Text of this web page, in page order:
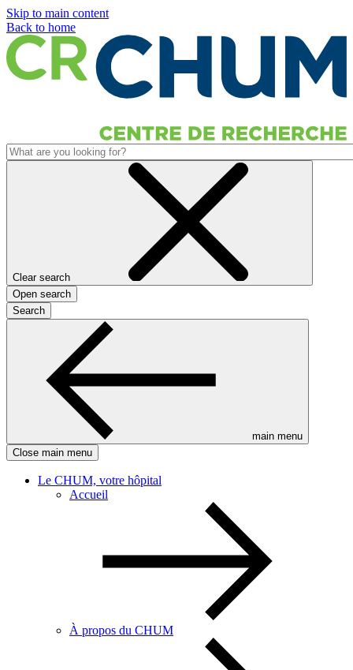
Skip to main content
Back to home
Clear search
Open search
Search
main menu
Close main menu
Le CHUM, votre hôpital
Accueil
À propos du CHUM